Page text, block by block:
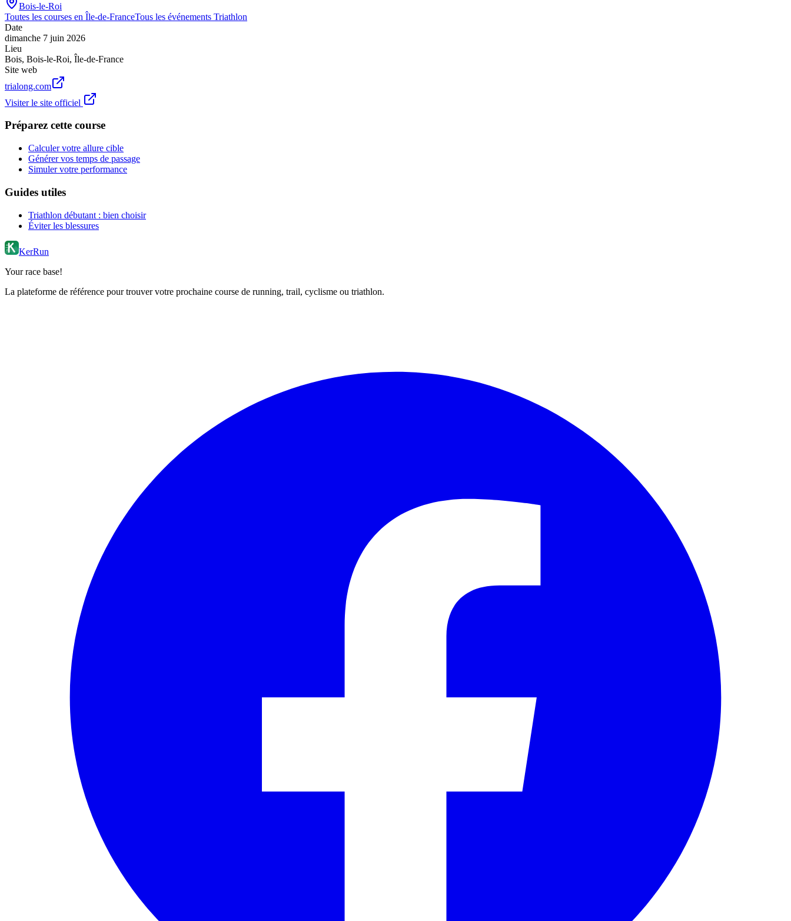
Bois-le-Roi
Toutes les courses en Île-de-FranceTous les événements Triathlon
Date
dimanche 7 juin 2026
Lieu
Bois, Bois-le-Roi, Île-de-France
Site web
trialong.com
Visiter le site officiel
Préparez cette course
Calculer votre allure cible
Générer vos temps de passage
Simuler votre performance
Guides utiles
Triathlon débutant : bien choisir
Éviter les blessures
KerRun
Your race base!
La plateforme de référence pour trouver votre prochaine course de running, trail, cyclisme ou triathlon.